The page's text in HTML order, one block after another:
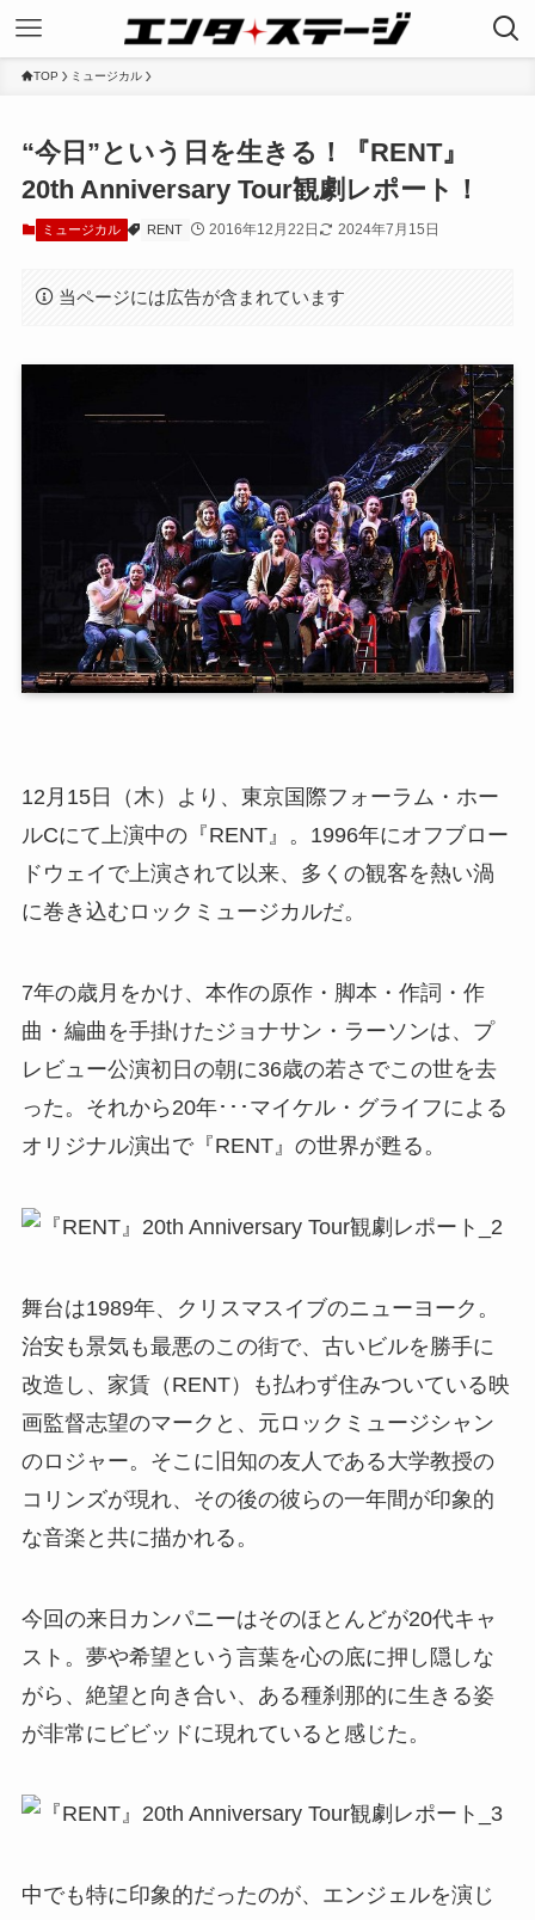
TOP ミュージカル
“今日”という日を生きる！『RENT』
20th Anniversary Tour観劇レポート！
ミュージカル RENT 2016年12月22日 2024年7月15日
当ページには広告が含まれています
12月15日（木）より、東京国際フォーラム・ホー
ルCにて上演中の『RENT』。1996年にオフブロー
ドウェイで上演されて以来、多くの観客を熱い渦
に巻き込むロックミュージカルだ。
7年の歳月をかけ、本作の原作・脚本・作詞・作
曲・編曲を手掛けたジョナサン・ラーソンは、プ
レビュー公演初日の朝に36歳の若さでこの世を去
った。それから20年･･･マイケル・グライフによる
オリジナル演出で『RENT』の世界が甦る。
舞台は1989年、クリスマスイブのニューヨーク。
治安も景気も最悪のこの街で、古いビルを勝手に
改造し、家賃（RENT）も払わず住みついている映
画監督志望のマークと、元ロックミュージシャン
のロジャー。そこに旧知の友人である大学教授の
コリンズが現れ、その後の彼らの一年間が印象的
な音楽と共に描かれる。
今回の来日カンパニーはそのほとんどが20代キャ
スト。夢や希望という言葉を心の底に押し隠しな
がら、絶望と向き合い、ある種刹那的に生きる姿
が非常にビビッドに現れていると感じた。
中でも特に印象的だったのが、エンジェルを演じ